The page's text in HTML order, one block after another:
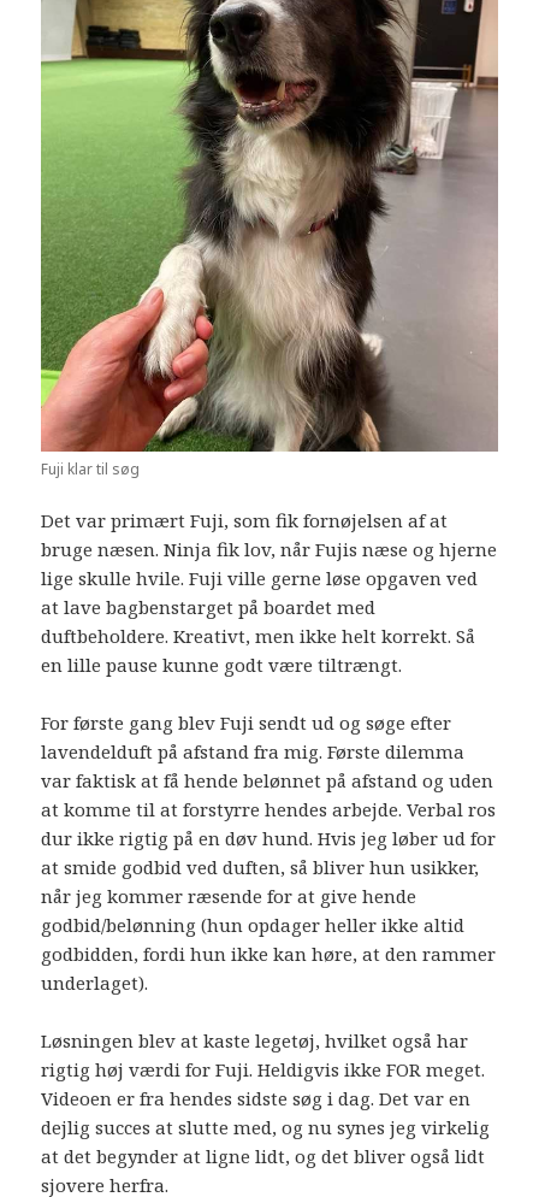
Fuji klar til søg
Det var primært Fuji, som fik fornøjelsen af at
bruge næsen. Ninja fik lov, når Fujis næse og hjerne
lige skulle hvile. Fuji ville gerne løse opgaven ved
at lave bagbenstarget på boardet med
duftbeholdere. Kreativt, men ikke helt korrekt. Så
en lille pause kunne godt være tiltrængt.
For første gang blev Fuji sendt ud og søge efter
lavendelduft på afstand fra mig. Første dilemma
var faktisk at få hende belønnet på afstand og uden
at komme til at forstyrre hendes arbejde. Verbal ros
dur ikke rigtig på en døv hund. Hvis jeg løber ud for
at smide godbid ved duften, så bliver hun usikker,
når jeg kommer ræsende for at give hende
godbid/belønning (hun opdager heller ikke altid
godbidden, fordi hun ikke kan høre, at den rammer
underlaget).
Løsningen blev at kaste legetøj, hvilket også har
rigtig høj værdi for Fuji. Heldigvis ikke FOR meget.
Videoen er fra hendes sidste søg i dag. Det var en
dejlig succes at slutte med, og nu synes jeg virkelig
at det begynder at ligne lidt, og det bliver også lidt
sjovere herfra.